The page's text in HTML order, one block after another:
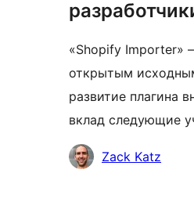
«Shopify Importer»
открытым
развитие плагина
вклад следующие
УчастникиZack Katz